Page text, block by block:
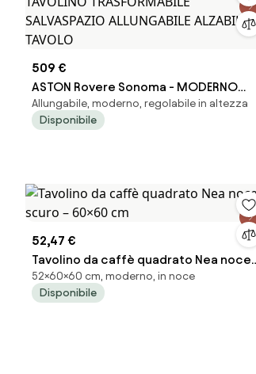
509 €
ASTON Rovere Sonoma - MODERNO
TAVOLINO TRASFORMABILE SALVASPAZIO
ALLUNGABILE ALZABILE TAVOLO
Allungabile, moderno, regolabile in altezza
Disponibile
52,47 €
Tavolino da caffè quadrato Nea noce
scuro – 60×60 cm
52×60×60 cm, moderno, in noce
Disponibile